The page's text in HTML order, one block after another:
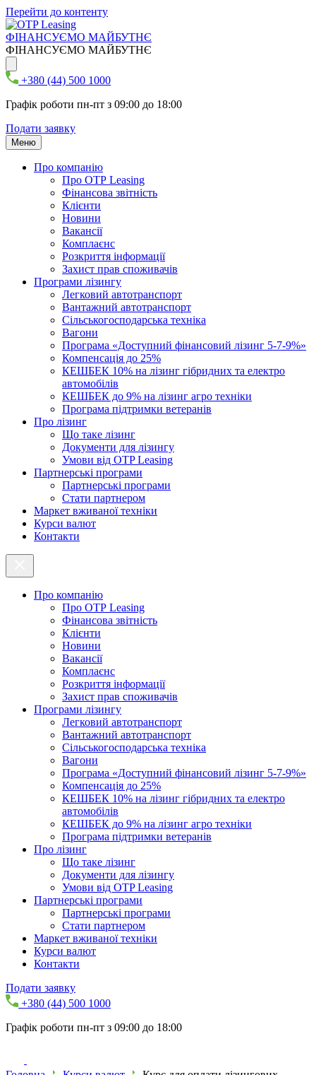
Перейти до контенту
ФІНАНСУЄМО МАЙБУТНЄ
ФІНАНСУЄМО МАЙБУТНЄ
+380 (44) 500 1000
Графік роботи пн-пт з 09:00 до 18:00
Подати заявку
Меню
Про компанію
Про ОТР Leasing
Фінансова звітність
Клієнти
Новини
Вакансії
Комплаєнс
Розкриття інформації
Захист прав споживачів
Програми лізингу
Легковий автотранспорт
Вантажний автотранспорт
Cільськогосподарська техніка
Вагони
Програма «Доступний фінансовий лізинг 5-7-9%»
Компенсація до 25%
КЕШБЕК 10% на лізинг гібридних та електро
автомобілів
КЕШБЕК до 9% на лізинг агро техніки
Програма підтримки ветеранів
Про лізинг
Що таке лізинг
Документи для лізингу
Умови від OTP Leasing
Партнерські програми
Партнерські програми
Стати партнером
Маркет вживаної техніки
Курси валют
Контакти
Про компанію
Про ОТР Leasing
Фінансова звітність
Клієнти
Новини
Вакансії
Комплаєнс
Розкриття інформації
Захист прав споживачів
Програми лізингу
Легковий автотранспорт
Вантажний автотранспорт
Cільськогосподарська техніка
Вагони
Програма «Доступний фінансовий лізинг 5-7-9%»
Компенсація до 25%
КЕШБЕК 10% на лізинг гібридних та електро
автомобілів
КЕШБЕК до 9% на лізинг агро техніки
Програма підтримки ветеранів
Про лізинг
Що таке лізинг
Документи для лізингу
Умови від OTP Leasing
Партнерські програми
Партнерські програми
Стати партнером
Маркет вживаної техніки
Курси валют
Контакти
Подати заявку
+380 (44) 500 1000
Графік роботи пн-пт з 09:00 до 18:00